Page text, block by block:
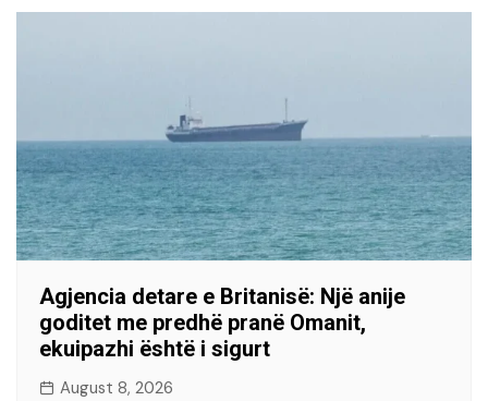
Agjencia detare e Britanisë: Një anije
goditet me predhë pranë Omanit,
ekuipazhi është i sigurt
August 8, 2026